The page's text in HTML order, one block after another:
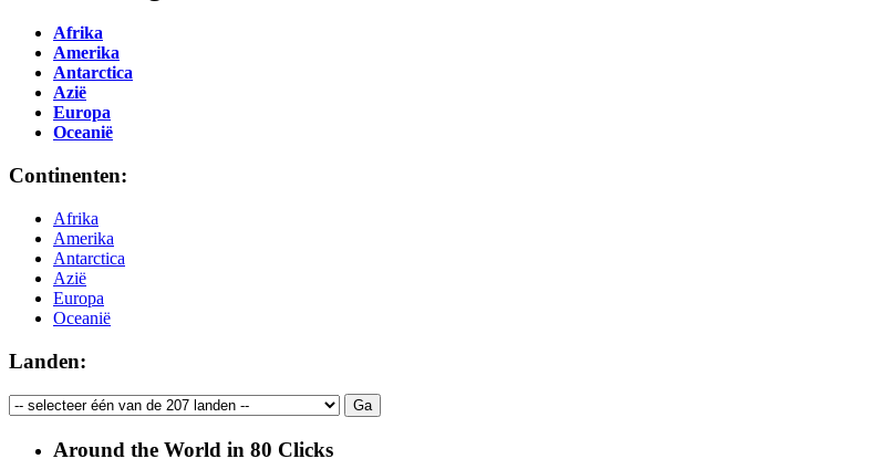
Afrika
Amerika
Antarctica
Azië
Europa
Oceanië
Continenten:
Afrika
Amerika
Antarctica
Azië
Europa
Oceanië
Landen:
Around the World in 80 Clicks